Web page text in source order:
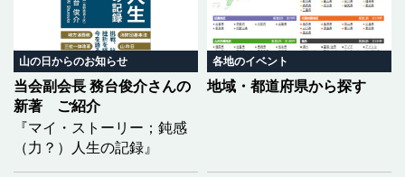
ことができるのか 〜市民科
学の実践〜」をテーマにご
講演いただく予定です。
それらに対して現場でどの
ような整備が行われている
のかを具体的に記していた
だきました。
山の日からのお知らせ
当会副会長 務台俊介さんの
新著 ご紹介
『マイ・ストーリー；鈍感
（力？）人生の記録』
各地のイベント
地域・都道府県から探す